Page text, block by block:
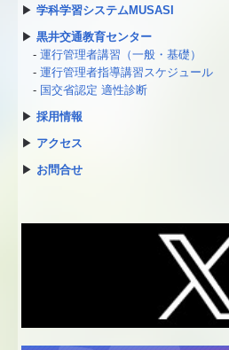
▶学科学習システムMUSASI
▶黒井交通教育センター
-運行管理者講習（一般・基礎）
-運行管理者指導講習スケジュール
- 国交省認定 適性診断
▶採用情報
▶ アクセス
▶ お問合せ